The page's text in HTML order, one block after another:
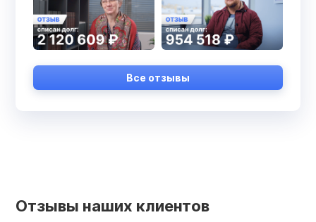
Все отзывы
Отзывы наших клиентов